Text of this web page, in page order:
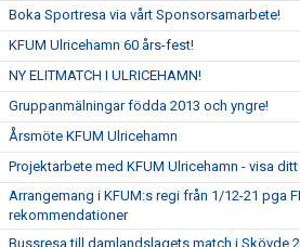
Boka Sportresa via vårt Sponsorsamarbete!
KFUM Ulricehamn 60 års-fest!
NY ELITMATCH I ULRICEHAMN!
Gruppanmälningar födda 2013 och yngre!
Årsmöte KFUM Ulricehamn
Projektarbete med KFUM Ulricehamn - visa
Arrangemang i KFUM:s regi från 1/12-21 pga
rekommendationer
Bussresa till damlandslagets match i Skövde